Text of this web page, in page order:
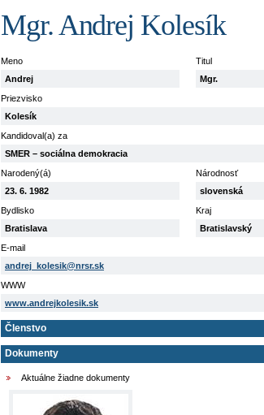
Mgr. Andrej Kolesík
Meno
Andrej
Titul
Mgr.
Priezvisko
Kolesík
Kandidoval(a) za
SMER – sociálna demokracia
Narodený(á)
23. 6. 1982
Národnosť
slovenská
Bydlisko
Bratislava
Kraj
Bratislavský
E-mail
andrej_kolesik@nrsr.sk
WWW
www.andrejkolesik.sk
Členstvo
Dokumenty
Aktuálne žiadne dokumenty